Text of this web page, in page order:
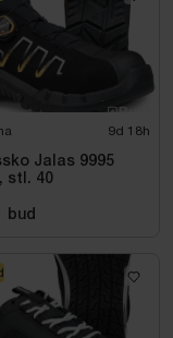
9d 18h
Jalas 9995
stl. 40
bud